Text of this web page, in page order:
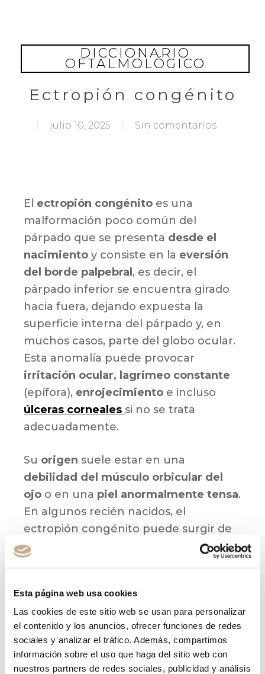
Esta página web usa cookies
Las cookies de este sitio web se usan para personalizar
el contenido y los anuncios, ofrecer funciones de redes
sociales y analizar el tráfico. Además, compartimos
información sobre el uso que haga del sitio web con
nuestros partners de redes sociales, publicidad y análisis
main
DICCIONARIO
OFTALMOLÓGICO
Ectropión congénito
julio 10, 2025 Sin comentarios
El ectropión congénito es una
malformación poco común del
párpado que se presenta desde el
nacimiento y consiste en la eversión
del borde palpebral , es decir, el
párpado inferior se encuentra girado
hacia fuera, dejando expuesta la
superficie interna del párpado y, en
muchos casos, parte del globo ocular.
Esta anomalía puede provocar
irritación ocular, lagrimeo constante
(epífora), enrojecimiento e incluso
úlceras corneales si no se trata
adecuadamente.
Su origen suele estar en una
debilidad del músculo orbicular del
ojo o en una piel anormalmente tensa.
En algunos recién nacidos, el
ectropión congénito puede surgir de
forma aislada, pero en otros casos
el síndrome de Down o el ictiosis.
Eldiagnósticodel ectropión
congénito suele hacerse mediante
exploración física al nacer. En los